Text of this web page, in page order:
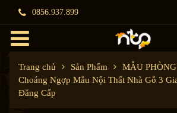
0856.937.899
Trang chủ Sản Phẩm
MẪU
Choáng Ngợp Mẫu Nội Thất Nhà Gỗ 3
Đẳng Cấp